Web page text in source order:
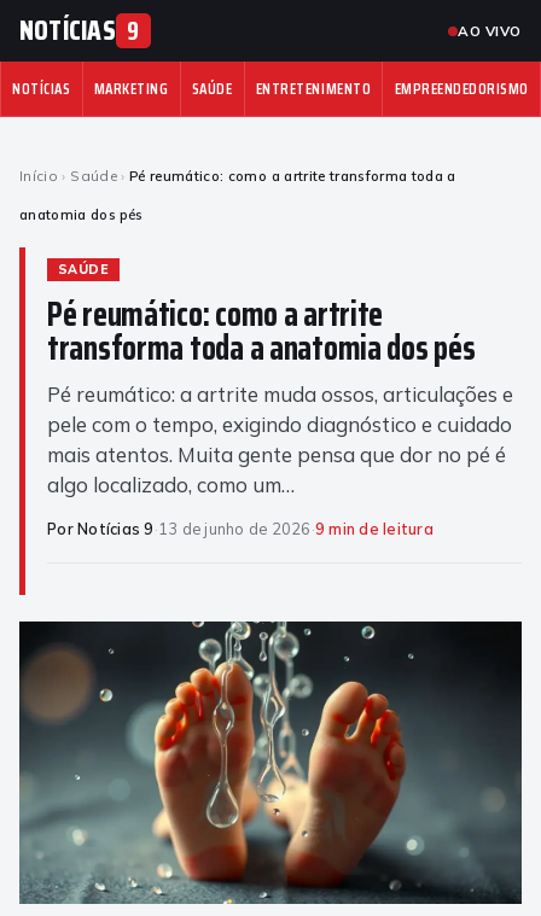
NOTÍCIAS 9 AO VIVO
NOTÍCIAS MARKETING SAÚDE ENTRETENIMENTO EMPREENDEDORISMO
Início › Saúde › Pé reumático: como a artrite transforma toda a
anatomia dos pés
SAÚDE
Pé reumático: como a artrite
transforma toda a anatomia dos pés
Pé reumático: a artrite muda ossos, articulações e
pele com o tempo, exigindo diagnóstico e cuidado
mais atentos. Muita gente pensa que dor no pé é
algo localizado, como um…
Por Notícias 9·13 de junho de 2026·9 min de leitura